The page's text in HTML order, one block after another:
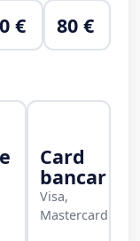
€ 80 €
Card
bancar
Visa,
Mastercard